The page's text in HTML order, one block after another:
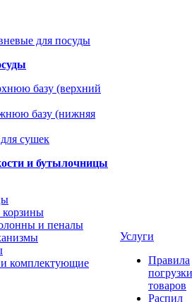
базу (верхний
базу (нижняя
сушек
и бутылочницы
и пеналы
комплектующие
Услуги
Правила
погрузки
товаров
Распил